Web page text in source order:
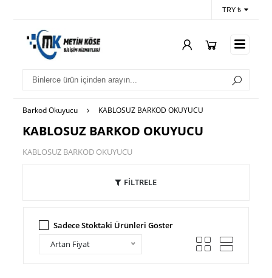
TRY ₺
Barkod Okuyucu KABLOSUZ BARKOD OKUYUCU
KABLOSUZ BARKOD OKUYUCU
KABLOSUZ BARKOD OKUYUCU
FİLTRELE
Sadece Stoktaki Ürünleri Göster
Artan Fiyat